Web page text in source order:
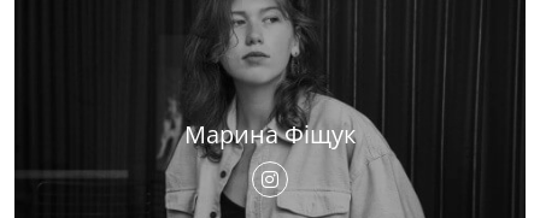
Марина Фіщук